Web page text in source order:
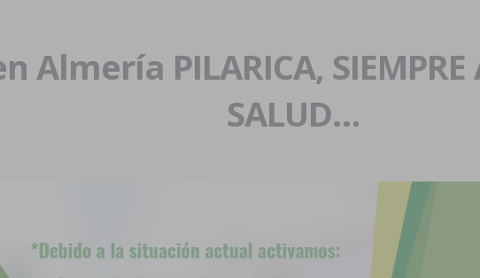
Almería PILARICA, SIEMPRE
SALUD…